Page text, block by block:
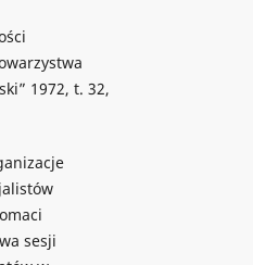
1972, t. 32,
sesji